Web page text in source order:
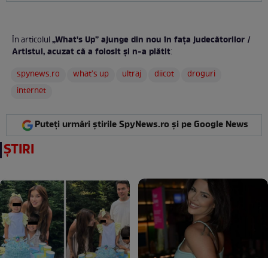
În articolul„What's Up” ajunge din nou în fața judecătorilor /
Artistul, acuzat că a folosit și n-a plătit:
spynews.ro
what's up ultraj diicot
droguri
internet
Puteți urmări știrile SpyNews.ro și pe Google News
ȘTIRI